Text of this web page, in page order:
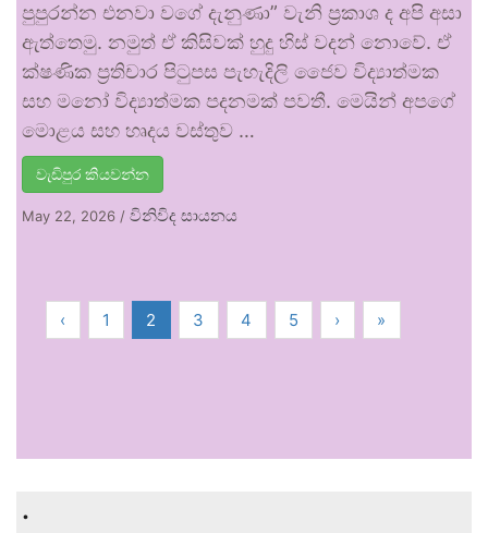
පුපුරන්න එනවා වගේ දැනුණා” වැනි ප්‍රකාශ ද අපි අසා
ඇත්තෙමු. නමුත් ඒ කිසිවක් හුදු හිස් වදන් නොවේ. ඒ
ක්ෂණික ප්‍රතිචාර පිටුපස පැහැදිලි ජෛව විද්‍යාත්මක
සහ මනෝ විද්‍යාත්මක පදනමක් පවතී. මෙයින් අපගේ
මොළය සහ හෘදය වස්තුව …
වැඩිපුර කියවන්න
May 22, 2026 / විනිවිද සායනය
‹ 1 2 3 4 5 › »
.